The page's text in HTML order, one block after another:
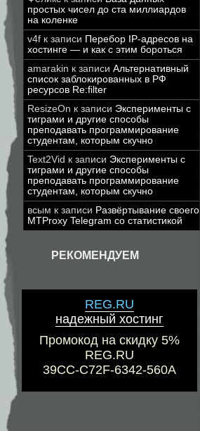
простых чисел до ста миллиардов
на коленке
v4f к записи Перебор IP-адресов на
хостинге — и как с этим бороться
amarakin к записи Альтернативный
список заблокированных в РФ
ресурсов Re:filter
ResizeOn к записи Эксперименты с
тиграми и другие способы
преподавать программирование
студентам, которым скучно
Text2Vid к записи Эксперименты с
тиграми и другие способы
преподавать программирование
студентам, которым скучно
всым к записи Развёртывание своего
MTProxy Telegram со статистикой
РЕКОМЕНДУЕМ
REG.RU
надежный хостинг
Промокод на скидку 5%
REG.RU
39CC-C72F-6342-560A